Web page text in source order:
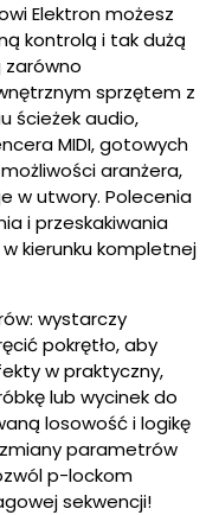
Elektron możesz
kontrolą i tak dużą
zarówno
sprzętem z
ścieżek audio,
MIDI, gotowych
aranżera,
w utwory. Polecenia
i przeskakiwania
kierunku kompletnej
wystarczy
pokrętło, aby
w praktyczny,
lub wycinek do
losowość i logikę
parametrów
p-lockom
sekwencji!